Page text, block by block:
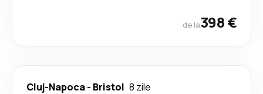
de la398 €
Cluj-Napoca- Bristol 8 zile